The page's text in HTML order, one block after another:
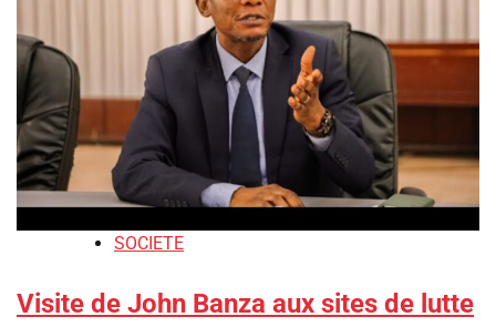
SOCIETE
Visite de John Banza aux sites de lutte